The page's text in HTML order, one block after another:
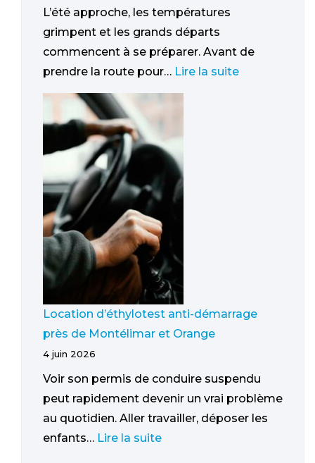
L’été approche, les températures
grimpent et les grands départs
commencent à se préparer. Avant de
prendre la route pour… Lire la suite
Location d’éthylotest anti-démarrage
près de Montélimar et Orange
4 juin 2026
Voir son permis de conduire suspendu
peut rapidement devenir un vrai problème
au quotidien. Aller travailler, déposer les
enfants… Lire la suite